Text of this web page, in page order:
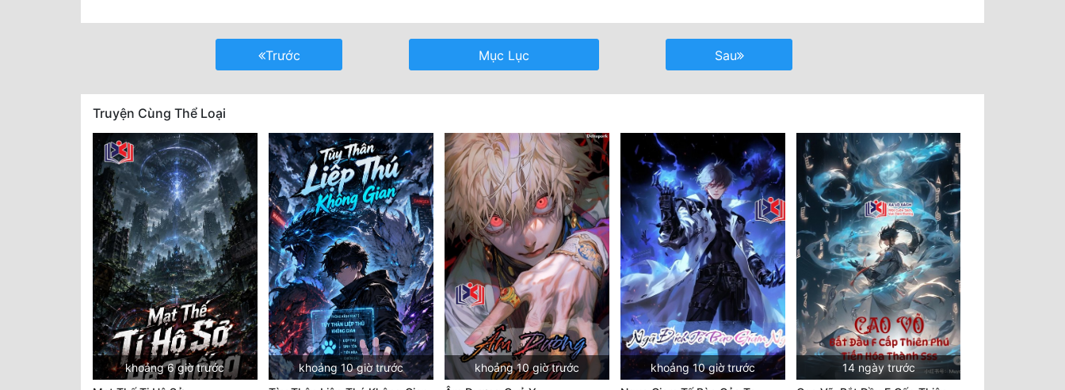
Trước Mục Lục Sau
Truyện Cùng Thể Loại
khoảng 6 giờ trước
khoảng 10 giờ trước
khoảng 10 giờ trước
khoảng 10 giờ trước
14 ngày trước